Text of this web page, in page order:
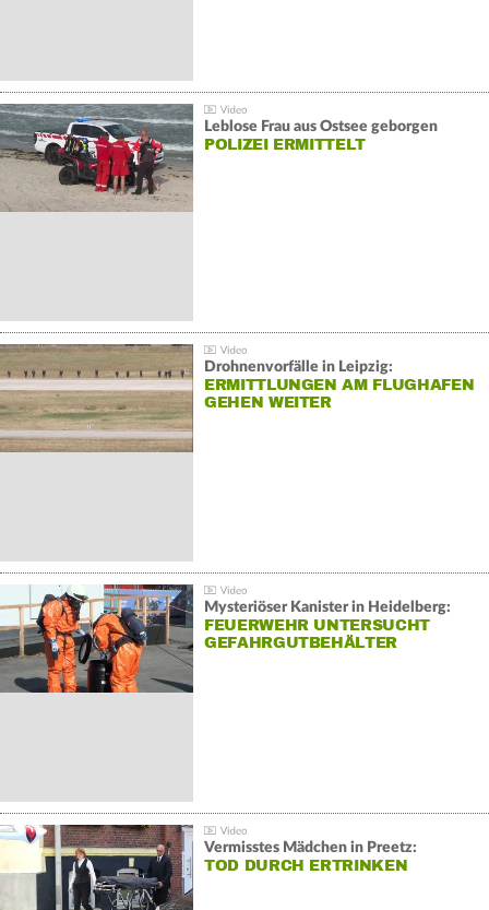
Leblose Frau aus Ostsee geborgen
POLIZEI ERMITTELT
Drohnenvorfälle in Leipzig:
ERMITTLUNGEN AM FLUGHAFEN
GEHEN WEITER
Mysteriöser Kanister in Heidelberg:
FEUERWEHR UNTERSUCHT
GEFAHRGUTBEHÄLTER
Vermisstes Mädchen in Preetz:
TOD DURCH ERTRINKEN